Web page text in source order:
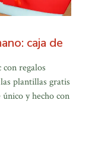
caja de
regalos
plantillas gratis
y hecho con